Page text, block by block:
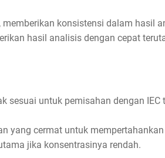
memberikan konsistensi dalam hasil
hasil analisis dengan cepat
sesuai untuk pemisahan dengan IEC
yang cermat untuk
jika konsentrasinya rendah.